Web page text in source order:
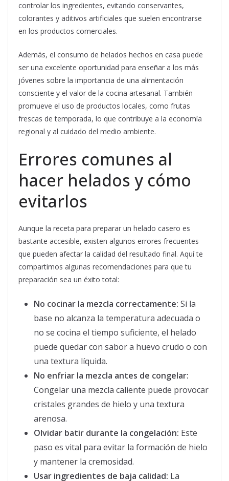
controlar los ingredientes, evitando conservantes,
colorantes y aditivos artificiales que suelen encontrarse
en los productos comerciales.
Además, el consumo de helados hechos en casa puede
ser una excelente oportunidad para enseñar a los más
jóvenes sobre la importancia de una alimentación
consciente y el valor de la cocina artesanal. También
promueve el uso de productos locales, como frutas
frescas de temporada, lo que contribuye a la economía
regional y al cuidado del medio ambiente.
Errores comunes al
hacer helados y cómo
evitarlos
Aunque la receta para preparar un helado casero es
bastante accesible, existen algunos errores frecuentes
que pueden afectar la calidad del resultado final. Aquí te
compartimos algunas recomendaciones para que tu
preparación sea un éxito total:
No cocinar la mezcla correctamente: Si la
base no alcanza la temperatura adecuada o
no se cocina el tiempo suficiente, el helado
puede quedar con sabor a huevo crudo o con
una textura líquida.
No enfriar la mezcla antes de congelar:
Congelar una mezcla caliente puede provocar
cristales grandes de hielo y una textura
arenosa.
Olvidar batir durante la congelación: Este
paso es vital para evitar la formación de hielo
y mantener la cremosidad.
Usar ingredientes de baja calidad: La